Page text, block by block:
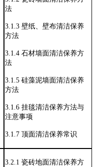
法
3.1.3壁纸、壁布清洁保养
方法
3.1.4石材墙面清洁保养方
法
3.1.5硅藻泥墙面清洁保养
方法
3.1.6挂毯清洁保养方法与
注意事项
3.1.7顶面清洁保养常识
3.2.1瓷砖地面清洁保养方